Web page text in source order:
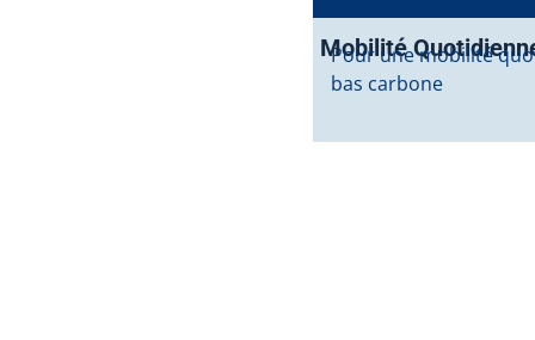
Mobilité
Pour une mobilité
bas carbone